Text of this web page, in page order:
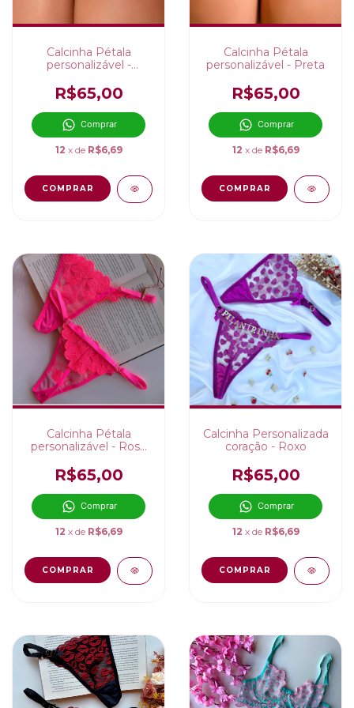
Calcinha Pétala
personalizável -
R$65,00
Comprar
12 x de R$6,69
Calcinha Pétala
personalizável - Preta
R$65,00
Comprar
12 x de R$6,69
Calcinha Pétala
personalizável - Rosa
R$65,00
Comprar
12 x de R$6,69
Calcinha Personalizada
coração - Roxo
R$65,00
Comprar
12 x de R$6,69